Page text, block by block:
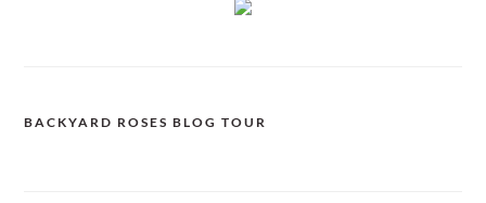
BACKYARD ROSES BLOG TOUR